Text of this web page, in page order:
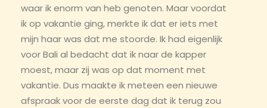
waar ik enorm van heb genoten. Maar voordat
ik op vakantie ging, merkte ik dat er iets met
mijn haar was dat me stoorde. Ik had eigenlijk
voor Bali al bedacht dat ik naar de kapper
moest, maar zij was op dat moment met
vakantie. Dus maakte ik meteen een nieuwe
afspraak voor de eerste dag dat ik terug zou